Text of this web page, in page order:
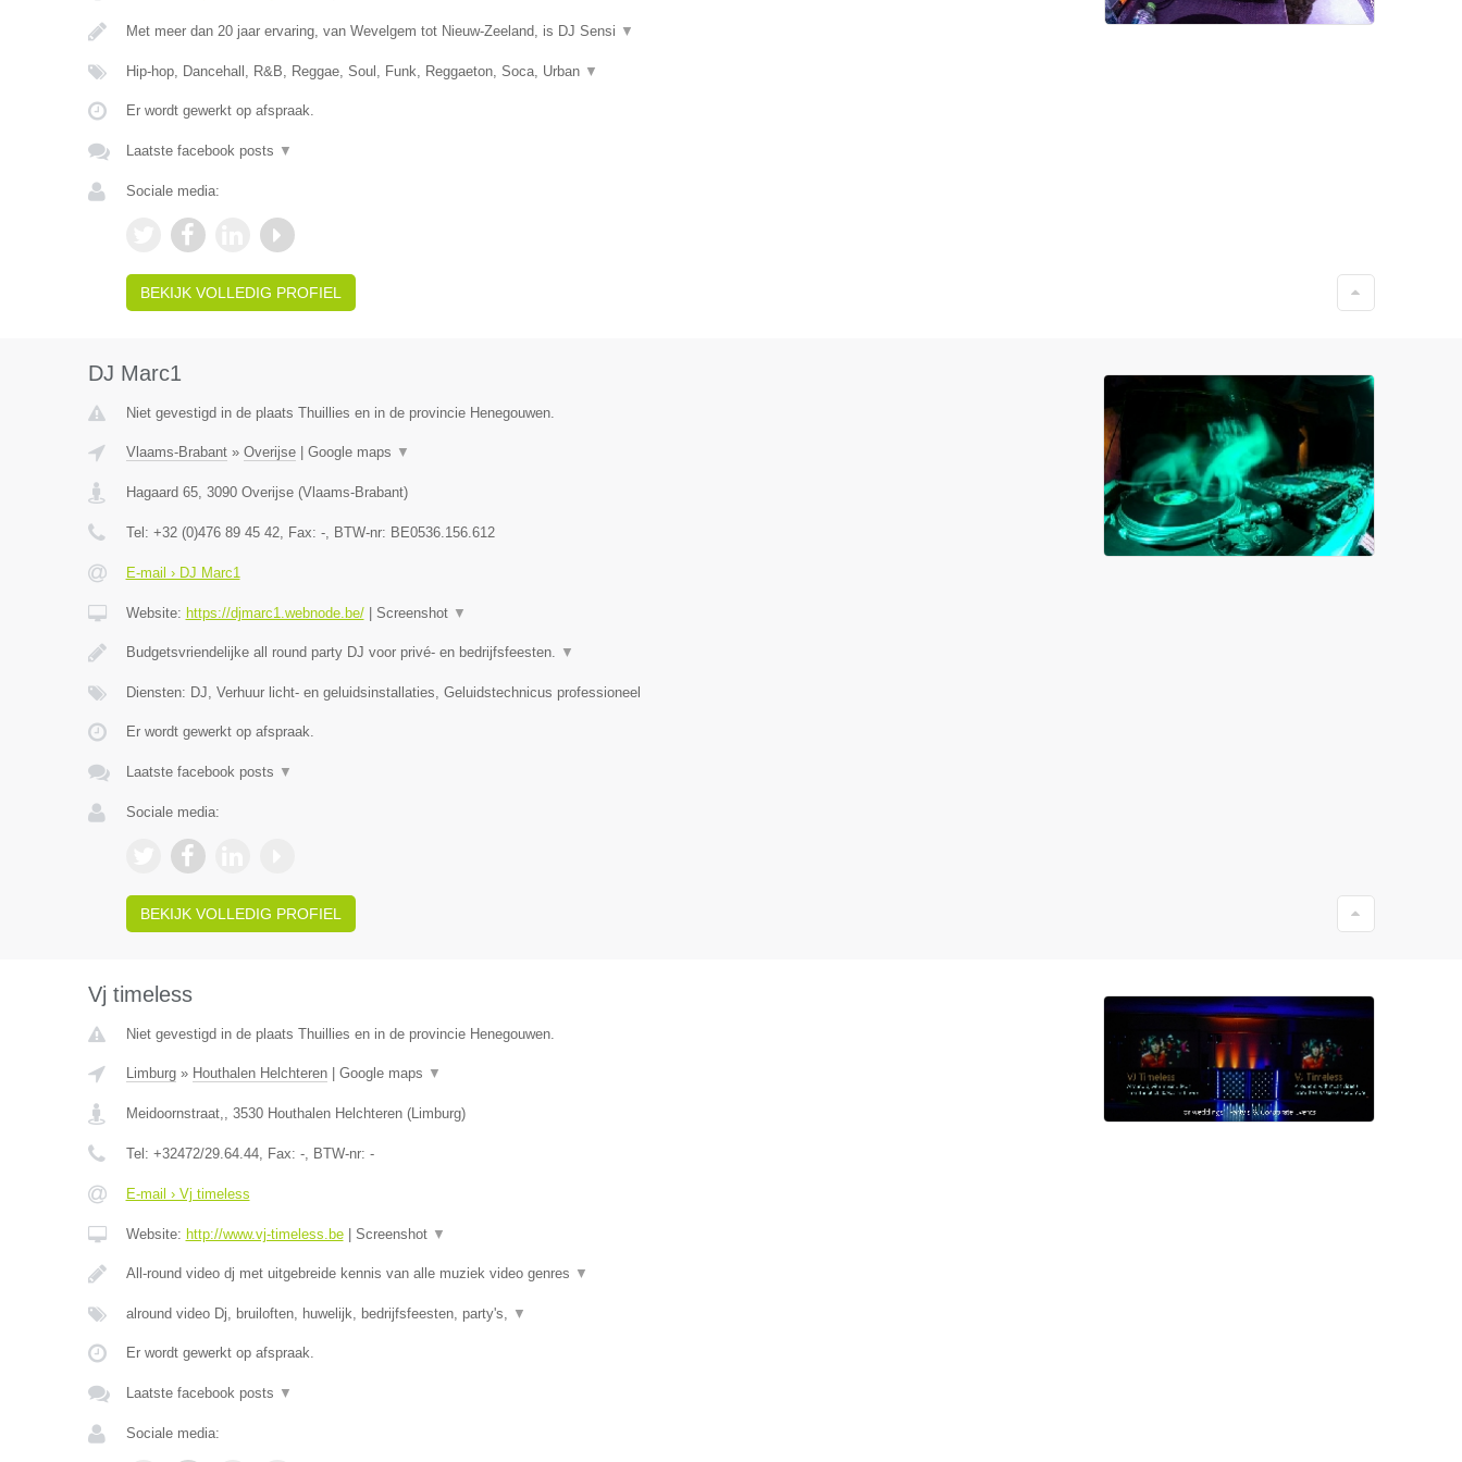
Met meer dan 20 jaar ervaring, van Wevelgem tot Nieuw-Zeeland, is DJ Sensi ▼
Hip-hop, Dancehall, R&B, Reggae, Soul, Funk, Reggaeton, Soca, Urban ▼
Er wordt gewerkt op afspraak.
Laatste facebook posts ▼
Sociale media:
BEKIJK VOLLEDIG PROFIEL
DJ Marc1
Niet gevestigd in de plaats Thuillies en in de provincie Henegouwen.
Vlaams-Brabant» Overijse| Google maps ▼
Hagaard 65, 3090 Overijse(Vlaams-Brabant)
Tel: +32 (0)476 89 45 42, Fax: -, BTW-nr: BE0536.156.612
E-mail › DJ Marc1
Website: https://djmarc1.webnode.be/| Screenshot ▼
Budgetsvriendelijke all round party DJ voor privé- en bedrijfsfeesten. ▼
Diensten: DJ, Verhuur licht- en geluidsinstallaties, Geluidstechnicus professioneel
Er wordt gewerkt op afspraak.
Laatste facebook posts ▼
Sociale media:
BEKIJK VOLLEDIG PROFIEL
Vj timeless
Niet gevestigd in de plaats Thuillies en in de provincie Henegouwen.
Limburg» Houthalen Helchteren| Google maps ▼
Meidoornstraat,, 3530 Houthalen Helchteren(Limburg)
Tel: +32472/29.64.44, Fax: -, BTW-nr: -
E-mail › Vj timeless
Website: http://www.vj-timeless.be| Screenshot ▼
All-round video dj met uitgebreide kennis van alle muziek video genres ▼
alround video Dj, bruiloften, huwelijk, bedrijfsfeesten, party's, ▼
Er wordt gewerkt op afspraak.
Laatste facebook posts ▼
Sociale media: